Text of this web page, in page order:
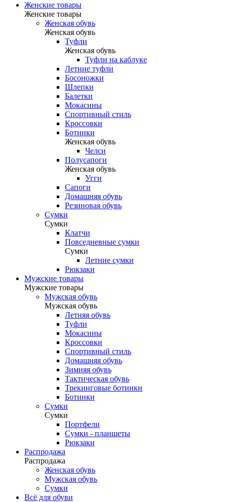
Женские товары
Женские товары
Женская обувь
Женская обувь
Туфли
Женская обувь
Туфли на каблуке
Летние туфли
Босоножки
Шлепки
Балетки
Мокасины
Спортивный стиль
Кроссовки
Ботинки
Женская обувь
Челси
Полусапоги
Женская обувь
Угги
Сапоги
Домашняя обувь
Резиновая обувь
Сумки
Сумки
Клатчи
Повседневные сумки
Сумки
Летние сумки
Рюкзаки
Мужские товары
Мужские товары
Мужская обувь
Мужская обувь
Летняя обувь
Туфли
Мокасины
Кроссовки
Спортивный стиль
Домашняя обувь
Зимняя обувь
Тактическая обувь
Трекинговые ботинки
Ботинки
Cумки
Cумки
Портфели
Сумки - планшеты
Рюкзаки
Распродажа
Распродажа
Женская обувь
Мужская обувь
Сумки
Всё для обуви